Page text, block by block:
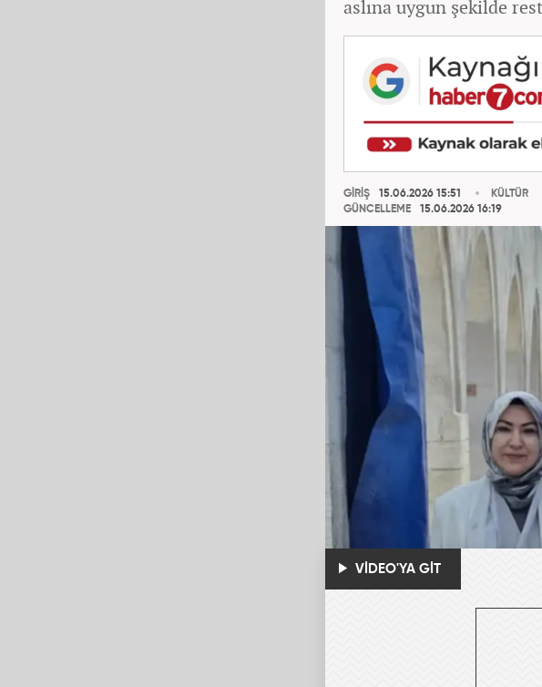
aslına uygun şekilde
GİRİŞ
15.06.2026 15:51
GÜNCELLEME
15.06.2026 16:19
KÜLTÜR
VİDEO'YA GİT